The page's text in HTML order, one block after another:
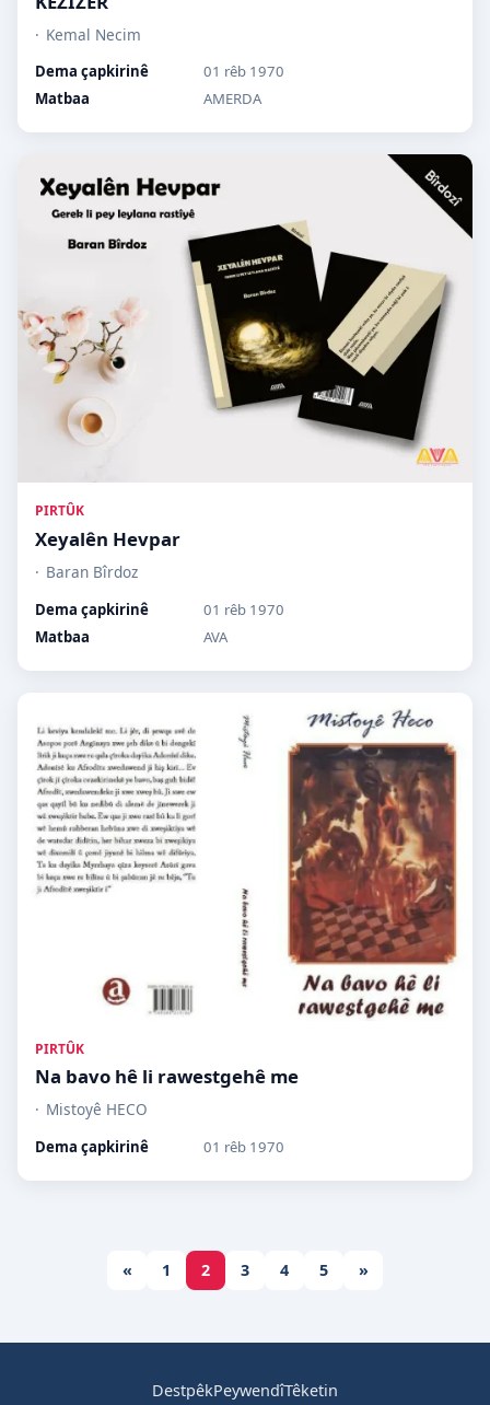
Kemal Necim
Dema çapkirinê
01 rêb 1970
Matbaa
AMERDA
PIRTÛK
Xeyalên Hevpar
Baran Bîrdoz
Dema çapkirinê
01 rêb 1970
Matbaa
AVA
PIRTÛK
Na bavo hê li rawestgehê me
Mistoyê HECO
Dema çapkirinê 01 rêb 1970
« 1 2 3 4 5 »
DestpêkPeywendîTêketin